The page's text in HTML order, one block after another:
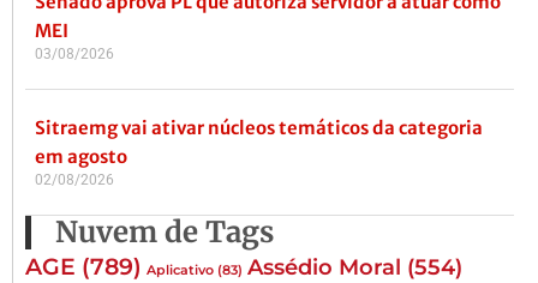
MEI
03/08/2026
Sitraemg vai ativar núcleos temáticos da categoria
em agosto
02/08/2026
Nuvem de Tags
AGE (789) Aplicativo (83) Assédio Moral (554)